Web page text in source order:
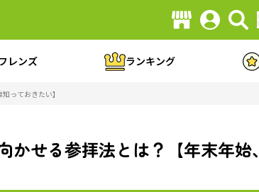
レンズ ランキング
っておきたい】
かせる参拝法とは？【年末年始、